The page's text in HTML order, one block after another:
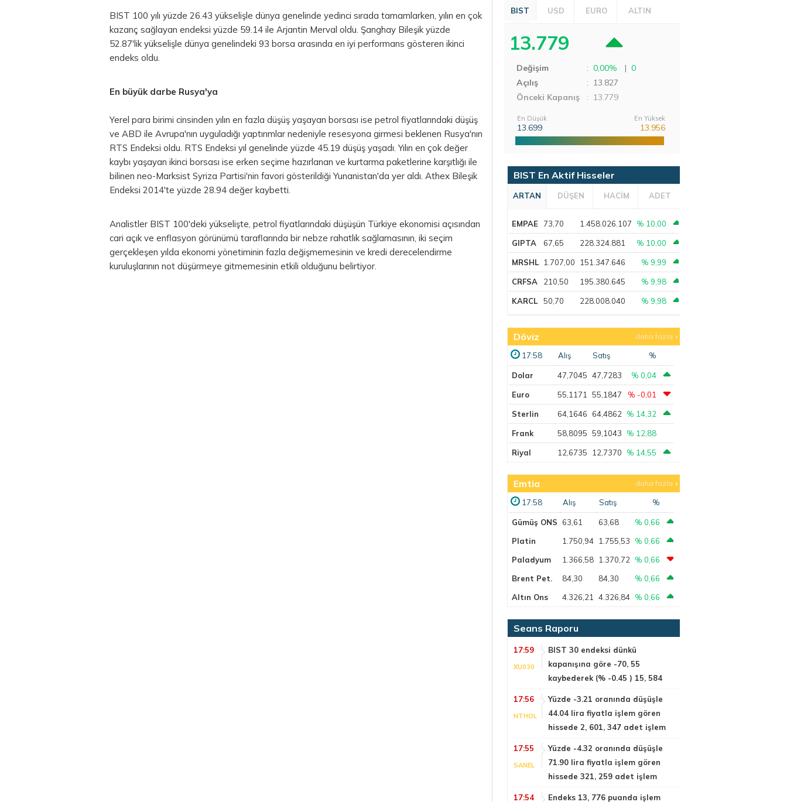
BIST 100 yılı yüzde 26.43 yükselişle dünya genelinde yedinci sırada tamamlarken, yılın en çok
kazanç sağlayan endeksi yüzde 59.14 ile Arjantin Merval oldu. Şanghay Bileşik yüzde
52.87'lik yükselişle dünya genelindeki 93 borsa arasında en iyi performans gösteren ikinci
endeks oldu.
En büyük darbe Rusya'ya
Yerel para birimi cinsinden yılın en fazla düşüş yaşayan borsası ise petrol fiyatlarındaki düşüş
ve ABD ile Avrupa'nın uyguladığı yaptırımlar nedeniyle resesyona girmesi beklenen Rusya'nın
RTS Endeksi oldu. RTS Endeksi yıl genelinde yüzde 45.19 düşüş yaşadı. Yılın en çok değer
kaybı yaşayan ikinci borsası ise erken seçime hazırlanan ve kurtarma paketlerine karşıtlığı ile
bilinen neo-Marksist Syriza Partisi'nin favori gösterildiği Yunanistan'da yer aldı. Athex Bileşik
Endeksi 2014'te yüzde 28.94 değer kaybetti.
Analistler BIST 100'deki yükselişte, petrol fiyatlarındaki düşüşün Türkiye ekonomisi açısından
cari açık ve enflasyon görünümü taraflarında bir nebze rahatlık sağlamasının, iki seçim
gerçekleşen yılda ekonomi yönetiminin fazla değişmemesinin ve kredi derecelendirme
kuruluşlarının not düşürmeye gitmemesinin etkili olduğunu belirtiyor.
BIST USD EURO ALTIN
13.779
Değişim : 0,00% | 0
Açılış
: 13.827
Önceki Kapanış
: 13.779
En Düşük
13.699
En Yüksek
13.956
BIST En Aktif Hisseler
ARTAN DÜŞEN HACİM ADET
EMPAE 73,70 1.458.026.107 % 10,00
GIPTA 67,65 228.324.881 % 10,00
MRSHL 1.707,00 151.347.646 % 9,99
CRFSA 210,50 195.380.645 % 9,98
KARCL 50,70 228.008.040 % 9,98
Döviz daha fazla
17:58 Alış Satış %
Dolar 47,7045 47,7283 % 0,04
Euro 55,1171 55,1847 % -0,01
Sterlin 64,1646 64,4862 % 14,32
Frank 58,8095 59,1043 % 12,88
Riyal 12,6735 12,7370 % 14,55
Emtia daha fazla
17:58 Alış Satış %
Gümüş ONS 63,61 63,68
% 0,66
Platin
1.750,94 1.755,53
% 0,66
Paladyum
1.366,58 1.370,72
% 0,66
Brent Pet.
84,30 84,30
% 0,66
Altın Ons
4.326,21 4.326,84 % 0,66
Seans Raporu
17:59
XU030
BIST 30 endeksi dünkü
kapanışına göre -70, 55
kaybederek (% -0.45 ) 15, 584
17:56
NTHOL
Yüzde -3.21 oranında düşüşle
44.04 lira fiyatla işlem gören
hissede 2, 601, 347 adet işlem
17:55
SANEL
Yüzde -4.32 oranında düşüşle
71.90 lira fiyatla işlem gören
hissede 321, 259 adet işlem
17:54
Endeks 13, 776 puanda işlem